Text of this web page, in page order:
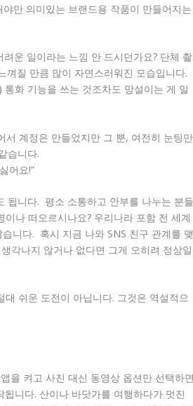
만 의미있는 브랜드용 작품이 만들어지는
운 일이라는 느낌 안 드시던가요? 단체 촬
껴질 만큼 많이 자연스러워진 모습입니다.
화 기능을 쓰는 것조차도 망설이는 게 일
서 계정은 만들었지만 그 뿐, 여전히 눈팅만
습니다.
어요!”
됩니다. 평소 소통하고 안부를 나누는 분
나 떠오르시나요? 우리나라 포함 전 세계
니다. 혹시 지금 나와 SNS 친구 관계를
각나지 않거나 없다면 그게 오히려 정상일
쉬운 도전이 아닙니다. 그것은 역설적으
을 켜고 사진 대신 동영상 옵션만 선택하
니다. 산이나 바닷가를 여행하다가 멋진